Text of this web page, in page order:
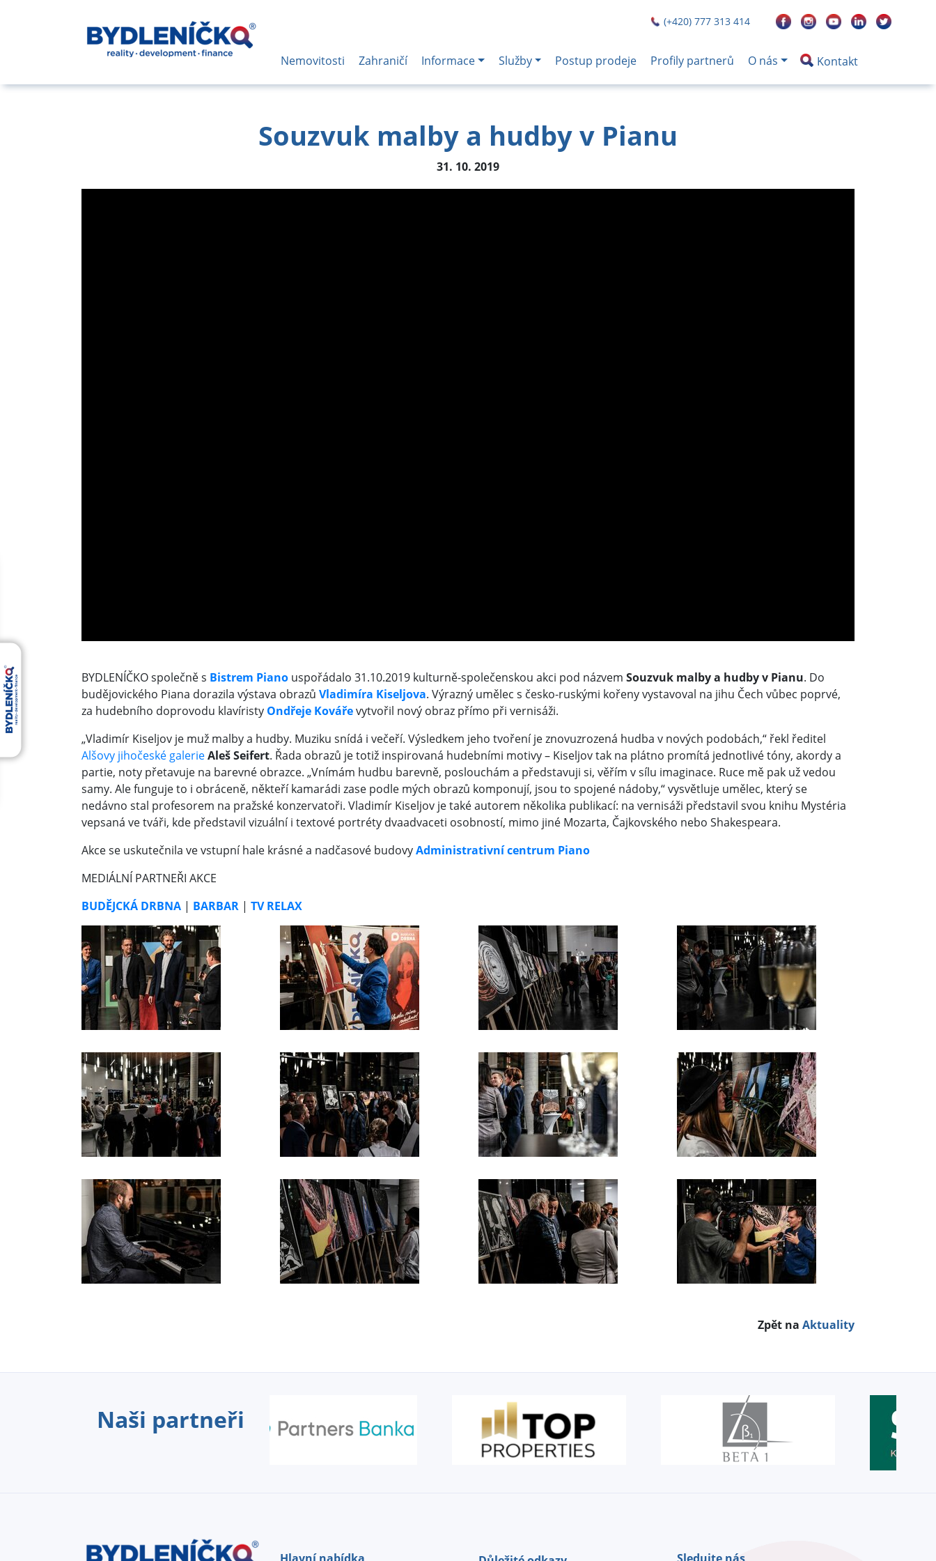
(+420) 777 313 414
Nemovitosti Zahraničí Informace Služby Postup prodeje Profily partnerů O nás Kontakt
Souzvuk malby a hudby v Pianu
31. 10. 2019
BYDLENÍČKO společně s Bistrem Piano uspořádalo 31.10.2019 kulturně-společenskou akci pod názvem Souzvuk malby a hudby v Pianu. Do
budějovického Piana dorazila výstava obrazů Vladimíra Kiseljova. Výrazný umělec s česko-ruskými kořeny vystavoval na jihu Čech vůbec poprvé,
za hudebního doprovodu klavíristy Ondřeje Kovářevytvořil nový obraz přímo při vernisáži.
„Vladimír Kiseljov je muž malby a hudby. Muziku snídá i večeří. Výsledkem jeho tvoření je znovuzrozená hudba v nových podobách,“ řekl ředitel
Alšovy jihočeské galerieAleš Seifert. Řada obrazů je totiž inspirovaná hudebními motivy – Kiseljov tak na plátno promítá jednotlivé tóny, akordy a
partie, noty přetavuje na barevné obrazce. „Vnímám hudbu barevně, poslouchám a představuji si, věřím v sílu imaginace. Ruce mě pak už vedou
samy. Ale funguje to i obráceně, někteří kamarádi zase podle mých obrazů komponují, jsou to spojené nádoby,“ vysvětluje umělec, který se
nedávno stal profesorem na pražské konzervatoři. Vladimír Kiseljov je také autorem několika publikací: na vernisáži představil svou knihu Mystéria
vepsaná ve tváři, kde představil vizuální i textové portréty dvaadvaceti osobností, mimo jiné Mozarta, Čajkovského nebo Shakespeara.
Akce se uskutečnila ve vstupní hale krásné a nadčasové budovyAdministrativní centrum Piano
MEDIÁLNÍ PARTNEŘI AKCE
BUDĚJCKÁ DRBNA | BARBAR | TV RELAX
Zpět na Aktuality
Naši partneři